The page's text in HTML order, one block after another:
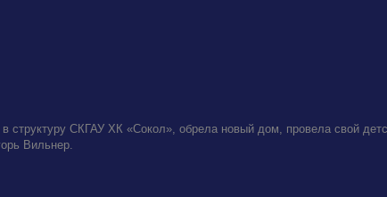
структуру СКГАУ ХК «Сокол», обрела новый дом, провела свой
Вильнер.